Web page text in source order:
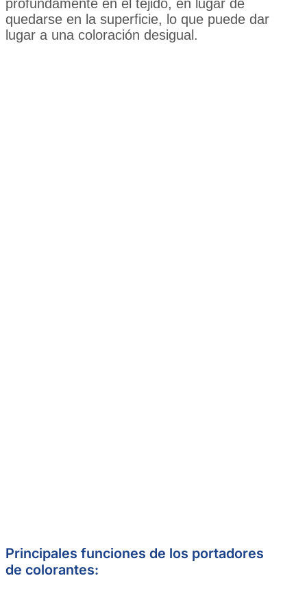
profundamente en el tejido, en lugar de
quedarse en la superficie, lo que puede dar
lugar a una coloración desigual.
Principales funciones de los portadores
de colorantes: